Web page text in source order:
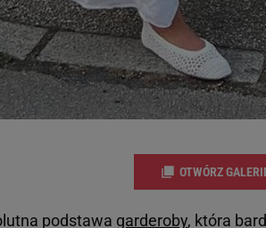
OTWÓRZ
podstawa garderoby, która
usług.Lista Zaufanych Partnerów